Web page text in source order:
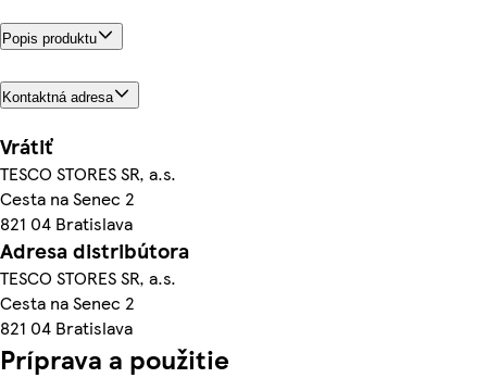
Popis produktu
Kontaktná adresa
Vrátiť
TESCO STORES SR, a.s.
Cesta na Senec 2
821 04 Bratislava
Adresa distribútora
TESCO STORES SR, a.s.
Cesta na Senec 2
821 04 Bratislava
Príprava a použitie